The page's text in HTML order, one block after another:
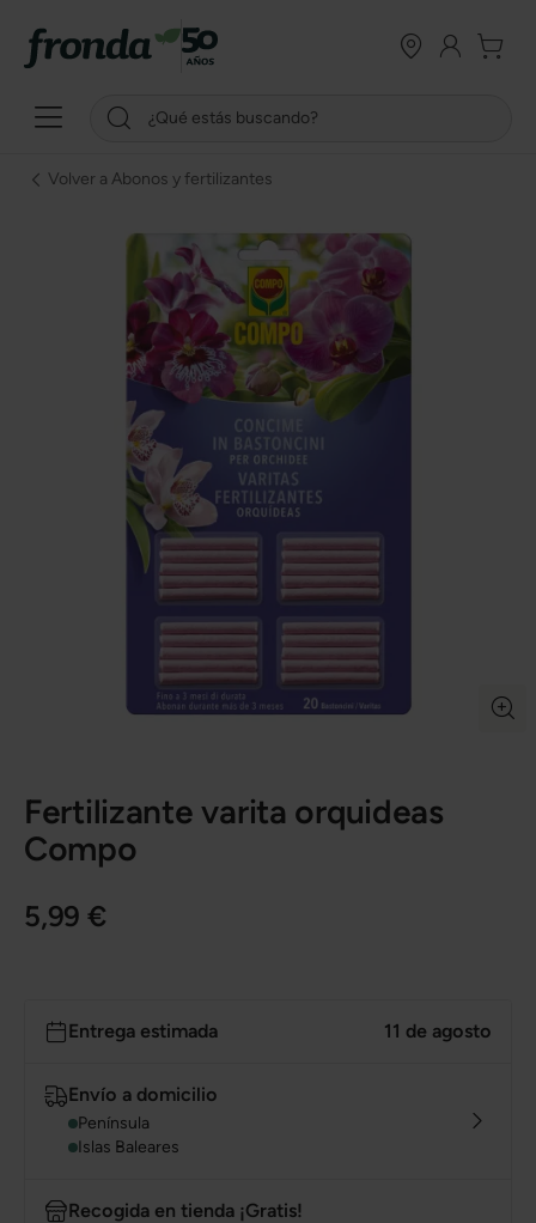
Volver a Abonos y fertilizantes
Fertilizante varita orquideas
Compo
5,99 €
Entrega estimada 11 de agosto
Envío a domicilio
Península
Islas Baleares
Recogida en tienda ¡Gratis!